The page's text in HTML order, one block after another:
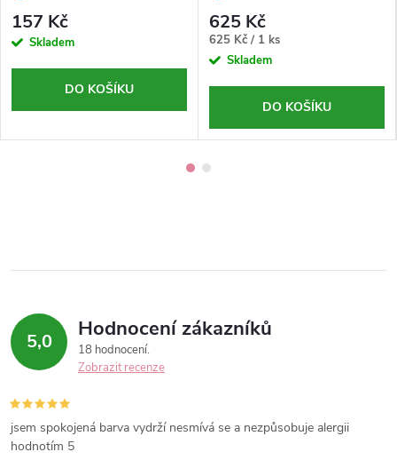
Revox - 12 ml
157 Kč
Skladem
DO KOŠÍKU
Décaar
625 Kč
Měrná
cena:
625 Kč / 1 ks
Skladem
DO KOŠÍKU
5,0 Hodnocení zákazníků
18 hodnocení
Zobrazit recenze
jsem spokojená barva vydrží nesmívá se a nezpůsobuje alergii
hodnotím 5